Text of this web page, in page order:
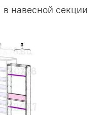
навесной секции